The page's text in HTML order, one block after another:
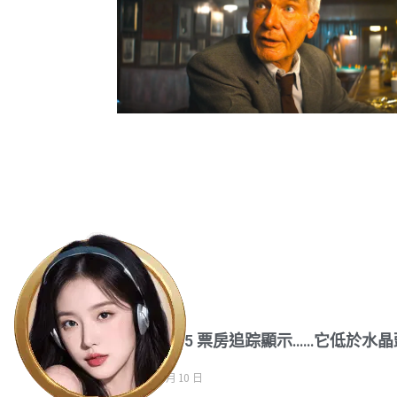
奪寶奇兵 5 票房追踪顯示……它低於水
骨
2023 年 6 月 10 日